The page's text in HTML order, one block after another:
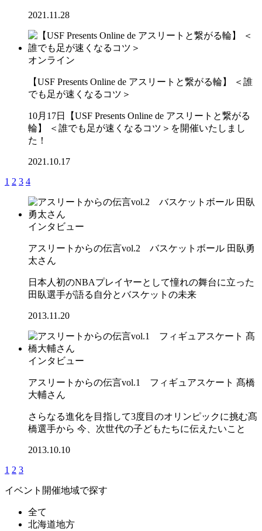
2021.11.28
オンライン
【USF Presents Online de アスリートと繋がる輪】 ＜誰
でも足が速くなるコツ＞
10月17日【USF Presents Online de アスリートと繋がる
輪】 ＜誰でも足が速くなるコツ＞を開催いたしまし
た！
2021.10.17
1 2 3 4
インタビュー
アスリートからの伝言vol.2 バスケットボール 田臥勇
太さん
日本人初のNBAプレイヤーとして憧れの舞台に立った
田臥選手が語る自分とバスケットの未来
2013.11.20
インタビュー
アスリートからの伝言vol.1 フィギュアスケート 髙橋
大輔さん
さらなる進化を目指して3度目のオリンピックに挑む髙
橋選手から 今、次世代の子どもたちに伝えたいこと
2013.10.10
1 2 3
イベント開催地域で探す
全て
北海道地方